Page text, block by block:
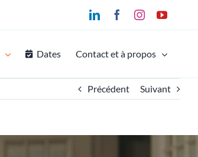
LinkedInFacebookInstagram
Dates Contact et à propos
Précédent Suivant